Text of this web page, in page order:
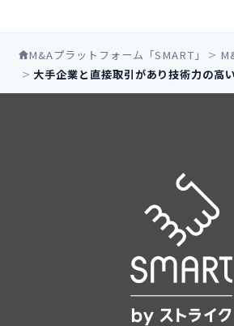
M&Aプラットフォーム「SMART」
大手企業と直接取引があり技術力の高